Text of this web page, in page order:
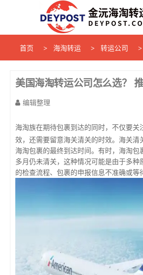
首页 海淘转运 转运公司
美国海淘转运公司怎么选？
编辑整理
海淘族在期待包裹到达的同时，不仅要关
效，还需要留意海关清关的时效。海关清
海淘包裹的最终到达时间。有时，海淘包
多月仍未清关，这种情况可能是由于多种
的检查流程、包裹的申报信息不准确或等